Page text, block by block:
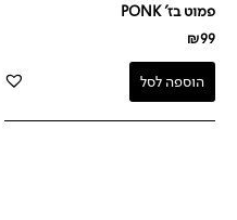
פמוט בז' PONK
₪99
הוספה לסל